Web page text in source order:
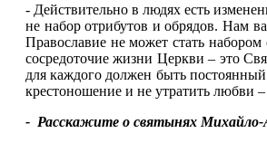
- Действительно в людях есть
не набор отрибутов и обрядов. Нам
Православие не может стать
сосредоточие жизни Церкви – это
для каждого должен быть
крестоношение и не утратить любви
- Расскажите о святынях Михайло-